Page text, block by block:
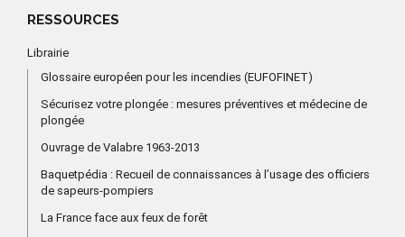
RESSOURCES
Librairie
Glossaire européen pour les incendies (EUFOFINET)
Sécurisez votre plongée : mesures préventives et médecine de
plongée
Ouvrage de Valabre 1963-2013
Baquetpédia : Recueil de connaissances à l’usage des officiers
de sapeurs-pompiers
La France face aux feux de forêt